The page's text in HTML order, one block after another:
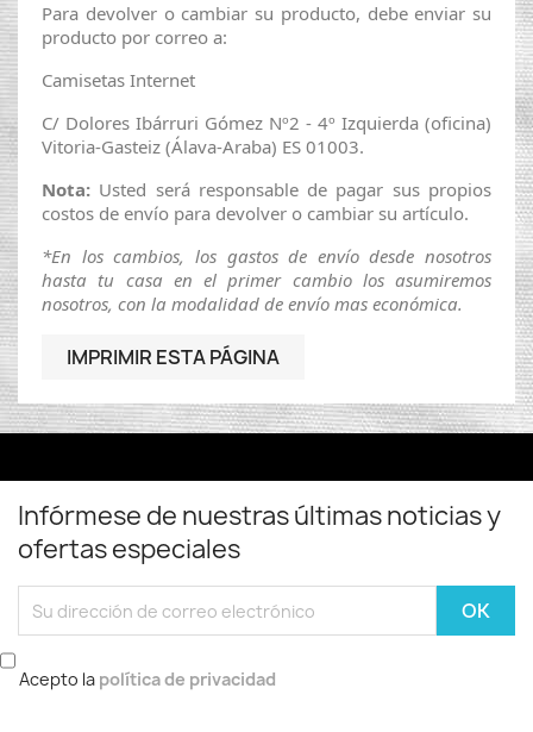
Para devolver o cambiar su producto, debe enviar su
producto por correo a:
Camisetas Internet
C/ Dolores Ibárruri Gómez Nº2 - 4º Izquierda (oficina)
Vitoria-Gasteiz (Álava-Araba) ES 01003.
Nota: Usted será responsable de pagar sus propios
costos de envío para devolver o cambiar su artículo.
*En los cambios, los gastos de envío desde nosotros
hasta tu casa en el primer cambio los asumiremos
nosotros, con la modalidad de envío mas económica.
Infórmese de nuestras últimas noticias y
ofertas especiales
Acepto la política de privacidad